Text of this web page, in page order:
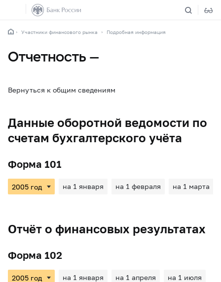
Участники финансового рынка Подробная информация
Отчетность —
Вернуться к общим сведениям
Данные оборотной ведомости по
счетам бухгалтерского учёта
Форма 101
на 1 января на 1 февраля на 1 марта
Отчёт о финансовых результатах
Форма 102
на 1 января на 1 апреля на 1 июля